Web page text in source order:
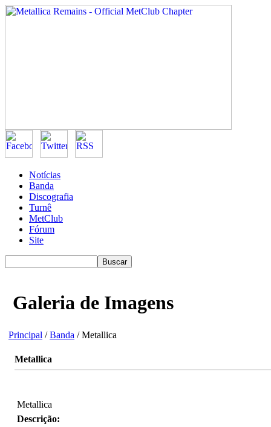
Notícias
Banda
Discografia
Turnê
MetClub
Fórum
Site
Galeria de Imagens
Principal /Banda / Metallica
Metallica
Metallica
Descrição: